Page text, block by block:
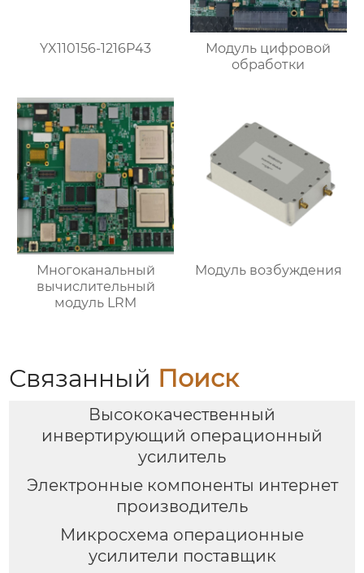
YX110156-1216P43
Модуль цифровой
обработки
Многоканальный
вычислительный
модуль LRM
Модуль возбуждения
Связанный Поиск
Высококачественный
инвертирующий операционный
усилитель
Электронные компоненты интернет
производитель
Микросхема операционные
усилители поставщик